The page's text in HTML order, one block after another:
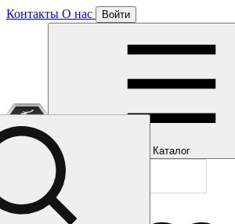
Контакты О нас Войти
Каталог
Газмерч